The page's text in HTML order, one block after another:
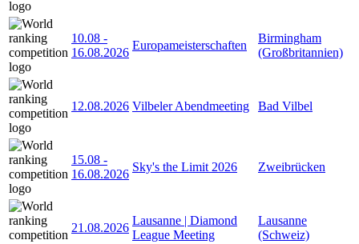
10.08 -
16.08.2026
Europameisterschaften
Birmingham
(Großbritannien)
12.08.2026 Vilbeler Abendmeeting Bad Vilbel
15.08 -
16.08.2026
Sky's the Limit 2026 Zweibrücken
21.08.2026
Lausanne | Diamond
League Meeting
Lausanne
(Schweiz)